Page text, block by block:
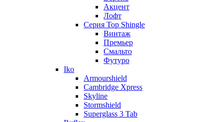
Акцент
Лофт
Серия Top Shingle
Винтаж
Премьер
Смальто
Футуро
Iko
Armourshield
Cambridge Xpress
Skyline
Stormshield
Superglass 3 Tab